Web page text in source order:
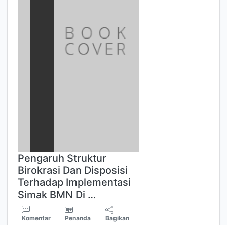
Pengaruh Struktur
Birokrasi Dan Disposisi
Terhadap Implementasi
Simak BMN Di …
Komentar Penanda Bagikan